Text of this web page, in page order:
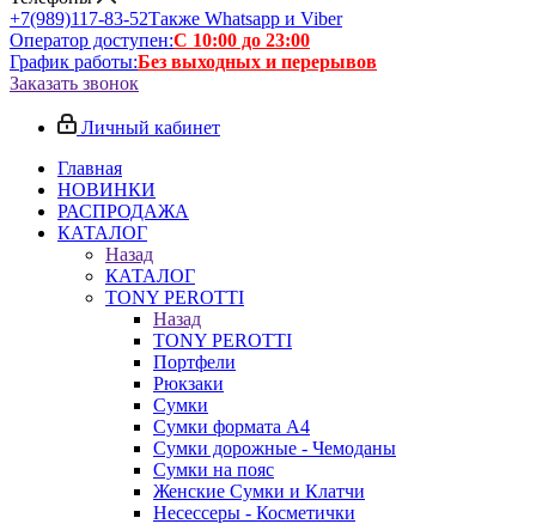
+7(989)117-83-52Также Whatsapp и Viber
Оператор доступен:С 10:00 до 23:00
График работы:Без выходных и перерывов
Заказать звонок
Личный кабинет
Главная
НОВИНКИ
РАСПРОДАЖА
КАТАЛОГ
Назад
КАТАЛОГ
TONY PEROTTI
Назад
TONY PEROTTI
Портфели
Рюкзаки
Сумки
Сумки формата А4
Сумки дорожные - Чемоданы
Сумки на пояс
Женские Сумки и Клатчи
Несессеры - Косметички